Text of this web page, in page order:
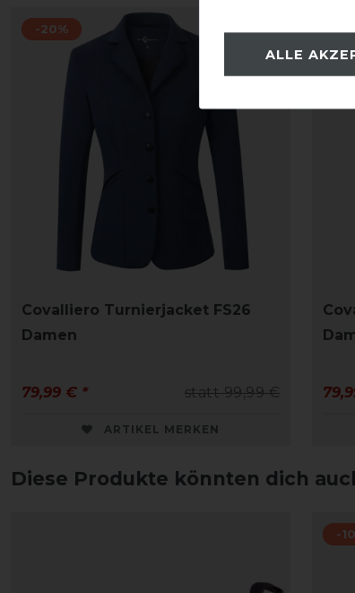
-20%
Covalliero Turnierjacket FS26
Damen
statt 99,99 €
79,99 € *
ARTIKEL MERKEN
-
Diese Produkte könnten dich
-
ALLE